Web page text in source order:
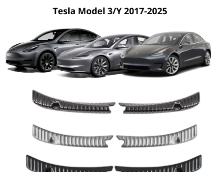
NOK
GBP